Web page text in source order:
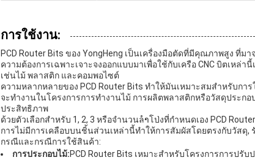
การใช้งาน:
PCD Router Bits ของ YongHeng เป็นเครื่องมือตัดที่มีคุณภาพสูง ที่
ความต้องการเฉพาะเจาะจงออกแบบมาเพื่อใช้กับเครือ CNC บิตเหล่
เช่นไม้ พลาสติก และคอมพอไซต์
ความหลากหลายของ PCD Router Bits ทําให้มันเหมาะสมสําหรับก
จะทํางานในโครงการการทํางานไม้ การผลิตพลาสติกหรือวัสดุประก
ประสิทธิภาพ
ด้วยตัวเลือกสําหรับ 1, 2, 3 หรือจํานวนลໍາโป่งที่กําหนดเอง PCD
การไม่มีการเคลือบบนชิ้นส่วนเหล่านี้ทําให้การสัมผัสโดยตรงกับวัสดุ
กรณีและกรณีการใช้สินค้า:
การประกอบไม้:PCD Router Bits เหมาะสําหรับโครงการการปรั